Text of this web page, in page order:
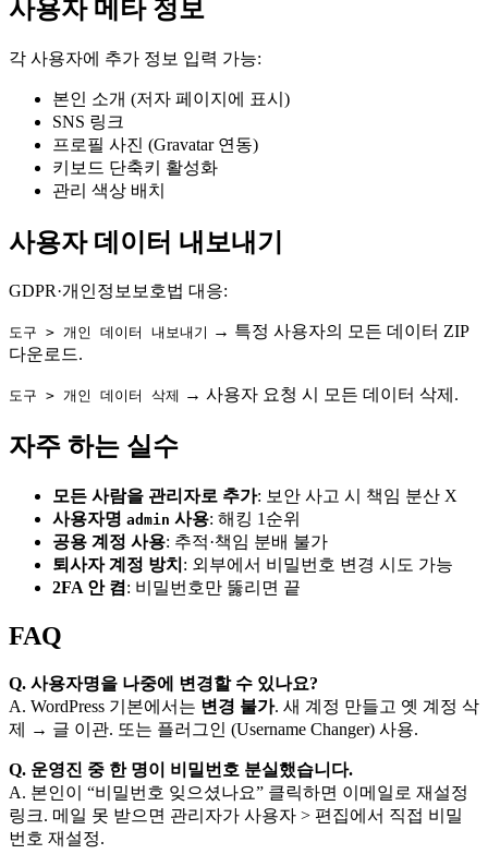
사용자 메타 정보
각 사용자에 추가 정보 입력 가능:
본인 소개 (저자 페이지에 표시)
SNS 링크
프로필 사진 (Gravatar 연동)
키보드 단축키 활성화
관리 색상 배치
사용자 데이터 내보내기
GDPR·개인정보보호법 대응:
도구 > 개인 데이터 내보내기 → 특정 사용자의 모든 데이터 ZIP
다운로드.
도구 > 개인 데이터 삭제 → 사용자 요청 시 모든 데이터 삭제.
자주 하는 실수
모든 사람을 관리자로 추가: 보안 사고 시 책임 분산 X
사용자명 admin 사용: 해킹 1순위
공용 계정 사용: 추적·책임 분배 불가
퇴사자 계정 방치 : 외부에서 비밀번호 변경 시도 가능
2FA 안 켬: 비밀번호만 뚫리면 끝
FAQ
Q. 사용자명을 나중에 변경할 수 있나요?
A. WordPress 기본에서는 변경 불가. 새 계정 만들고 옛 계정 삭
제 → 글 이관. 또는 플러그인 (Username Changer) 사용.
Q. 운영진 중 한 명이 비밀번호 분실했습니다.
A. 본인이 “비밀번호 잊으셨나요” 클릭하면 이메일로 재설정
링크. 메일 못 받으면 관리자가 사용자 > 편집에서 직접 비밀
번호 재설정.